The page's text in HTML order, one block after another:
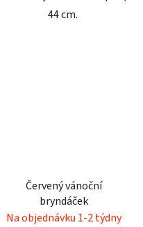
44 cm.
Červený vánoční
bryndáček
Na objednávku 1-2 týdny